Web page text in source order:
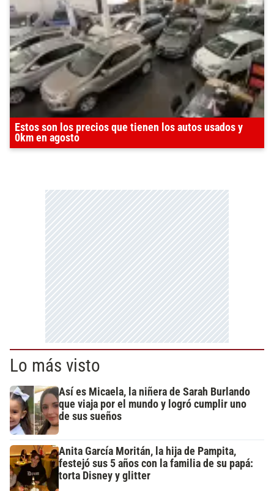
Estos son los precios que tienen los autos usados y
0km en agosto
Lo más visto
Así es Micaela, la niñera de Sarah Burlando
que viaja por el mundo y logró cumplir uno
de sus sueños
Anita García Moritán, la hija de Pampita,
festejó sus 5 años con la familia de su papá:
torta Disney y glitter